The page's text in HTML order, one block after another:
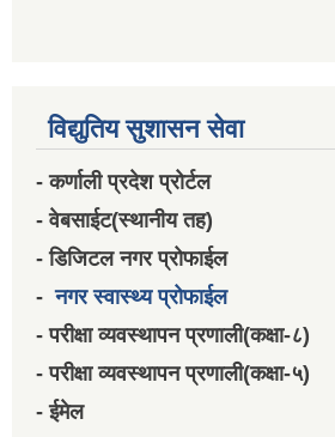
विद्युतिय सुशासन सेवा
- कर्णाली प्रदेश प्रोर्टल
- वेबसाईट(स्थानीय तह)
- डिजिटल नगर प्रोफाईल
-नगर स्वास्थ्य प्रोफाईल
- परीक्षा व्यवस्थापन प्रणाली(कक्षा-८)
- परीक्षा व्यवस्थापन प्रणाली(कक्षा-५)
- ईमेल